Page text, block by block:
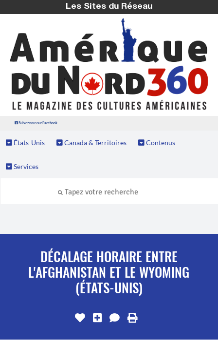
Les Sites du Réseau
Suivez nous sur Facebook
États-Unis Canada & Territoires Contenus
Services
DÉCALAGE HORAIRE ENTRE
L'AFGHANISTAN ET LE WYOMING
(ÉTATS-UNIS)